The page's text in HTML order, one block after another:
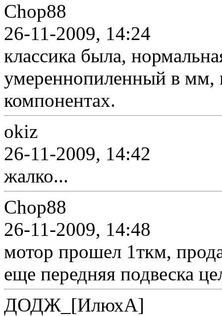
Chop88
26-11-2009, 14:24
классика была,
умереннопиленный в мм,
компонентах.
okiz
26-11-2009, 14:42
жалко...
Chop88
26-11-2009, 14:48
мотор прошел 1ткм,
еще передняя подвеска
ДОДЖ_[ИлюхА]